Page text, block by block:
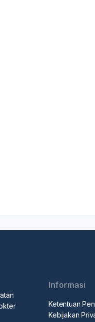
Informasi
Ketentuan
Kebijakan